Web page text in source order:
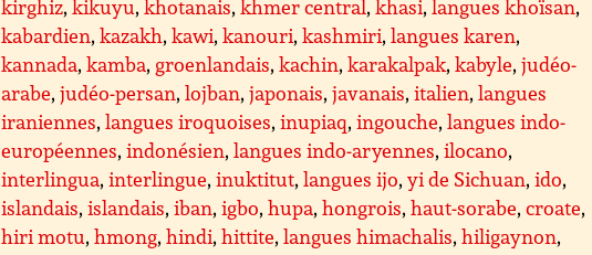
kirghiz,kikuyu,khotanais,khmer central,khasi,langues khoïsan,
kabardien,kazakh,kawi,kanouri,kashmiri,langues karen,
kannada,kamba, groenlandais,kachin,karakalpak,kabyle,judéo-
arabe,judéo-persan,lojban,japonais,javanais,italien,langues
iraniennes,langues iroquoises,inupiaq,ingouche,langues indo-
européennes,indonésien,langues indo-aryennes,ilocano,
interlingua,interlingue,inuktitut,langues ijo,yi de Sichuan,ido,
islandais,islandais,iban,igbo,hupa,hongrois,haut-sorabe,croate,
hiri motu,hmong,hindi,hittite,langues himachalis,hiligaynon,